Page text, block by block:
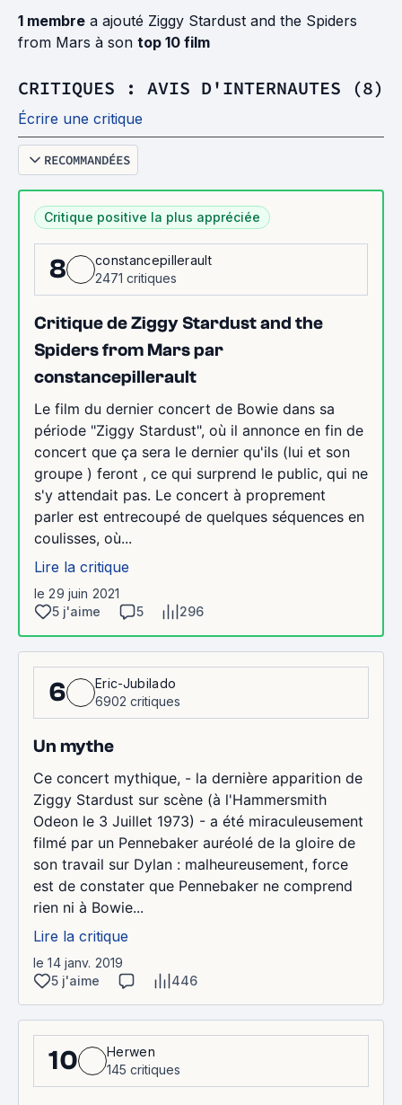
1 membre a ajouté Ziggy Stardust and the Spiders
from Mars à son top 10 film
CRITIQUES : AVIS D'INTERNAUTES (8)
Écrire une critique
RECOMMANDÉES
Critique positive la plus appréciée
8
constancepillerault
2471 critiques
Critique de Ziggy Stardust and the
Spiders from Mars par
constancepillerault
Le film du dernier concert de Bowie dans sa
période "Ziggy Stardust", où il annonce en fin de
concert que ça sera le dernier qu'ils (lui et son
groupe ) feront , ce qui surprend le public, qui ne
s'y attendait pas. Le concert à proprement
parler est entrecoupé de quelques séquences en
coulisses, où...
Lire la critique
le 29 juin 2021
5 j'aime
5 296
6
Eric-Jubilado
6902 critiques
Un mythe
Ce concert mythique, - la dernière apparition de
Ziggy Stardust sur scène (à l'Hammersmith
Odeon le 3 Juillet 1973) - a été miraculeusement
filmé par un Pennebaker auréolé de la gloire de
son travail sur Dylan : malheureusement, force
est de constater que Pennebaker ne comprend
rien ni à Bowie...
Lire la critique
le 14 janv. 2019
5 j'aime
446
10
Herwen
145 critiques